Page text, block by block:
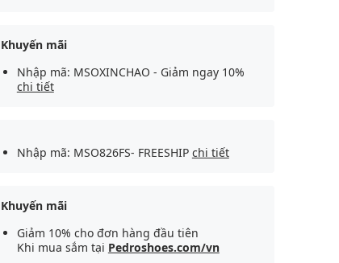
Khuyến mãi
Nhập mã: MSOXINCHAO - Giảm ngay 10%
chi tiết
Nhập mã: MSO826FS- FREESHIP chi tiết
Khuyến mãi
Giảm 10% cho đơn hàng đầu tiên
Khi mua sắm tại Pedroshoes.com/vn